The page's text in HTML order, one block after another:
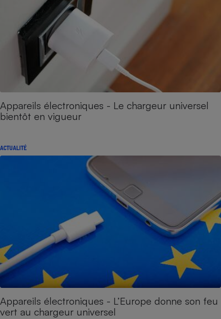
Appareils électroniques - Le chargeur universel
bientôt en vigueur
ACTUALITÉ
Appareils électroniques - L’Europe donne son feu
vert au chargeur universel